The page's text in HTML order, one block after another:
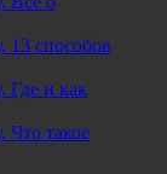
13 способов
Где и как
Что такое